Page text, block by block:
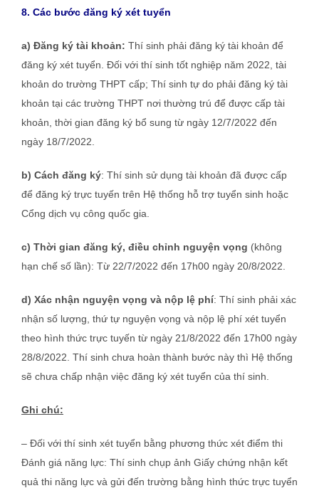
8. Các bước đăng ký xét tuyển
a) Đăng ký tài khoản: Thí sinh phải đăng ký tài khoản để
đăng ký xét tuyển. Đối với thí sinh tốt nghiệp năm 2022, tài
khoản do trường THPT cấp; Thí sinh tự do phải đăng ký tài
khoản tại các trường THPT nơi thường trú để được cấp tài
khoản, thời gian đăng ký bổ sung từ ngày 12/7/2022 đến
ngày 18/7/2022.
b) Cách đăng ký: Thí sinh sử dụng tài khoản đã được cấp
để đăng ký trực tuyến trên Hệ thống hỗ trợ tuyển sinh hoặc
Cổng dịch vụ công quốc gia.
c) Thời gian đăng ký, điều chỉnh nguyện vọng (không
hạn chế số lần): Từ 22/7/2022 đến 17h00 ngày 20/8/2022.
d) Xác nhận nguyện vọng và nộp lệ phí: Thí sinh phải xác
nhận số lượng, thứ tự nguyện vọng và nộp lệ phí xét tuyển
theo hình thức trực tuyến từ ngày 21/8/2022 đến 17h00 ngày
28/8/2022. Thí sinh chưa hoàn thành bước này thì Hệ thống
sẽ chưa chấp nhận việc đăng ký xét tuyển của thí sinh.
Ghi chú:
– Đối với thí sinh xét tuyển bằng phương thức xét điểm thi
Đánh giá năng lực: Thí sinh chụp ảnh Giấy chứng nhận kết
quả thi năng lực và gửi đến trường bằng hình thức trực tuyển